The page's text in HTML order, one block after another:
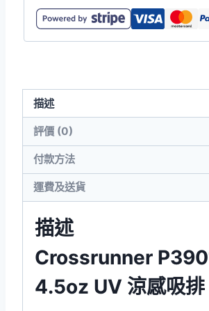
量
描述
評價 (0)
付款方法
運費及送貨
描述
Crossrunner
4.5oz UV 涼感吸排